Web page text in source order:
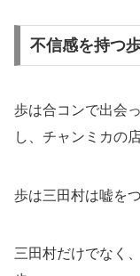
不信感を持つ
歩は合コンで出会
し、チャンミカの
歩は三田村は嘘を
三田村だけでなく